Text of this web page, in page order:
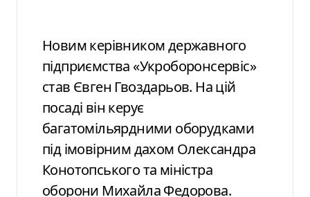
Новим керівником державного
підприємства «Укроборонсервіс»
став Євген Гвоздарьов. На цій
посаді він керує
багатомільярдними оборудками
під імовірним дахом Олександра
Конотопського та міністра
оборони Михайла Федорова.